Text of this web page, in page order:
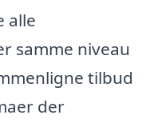
alle
samme niveau
tilbud
der